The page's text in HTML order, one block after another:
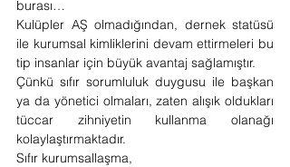
burası…
Kulüpler AŞ olmadığından, dernek statüsü
ile kurumsal kimliklerini devam ettirmeleri bu
tip insanlar için büyük avantaj sağlamıştır.
Çünkü sıfır sorumluluk duygusu ile başkan
ya da yönetici olmaları, zaten alışık oldukları
tüccar zihniyetin kullanma olanağı
kolaylaştırmaktadır.
Sıfır kurumsallaşma,